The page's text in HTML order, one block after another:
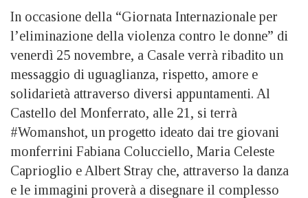
In occasione della “Giornata Internazionale per
l’eliminazione della violenza contro le donne” di
venerdì 25 novembre, a Casale verrà ribadito un
messaggio di uguaglianza, rispetto, amore e
solidarietà attraverso diversi appuntamenti. Al
Castello del Monferrato, alle 21, si terrà
#Womanshot, un progetto ideato dai tre giovani
monferrini Fabiana Colucciello, Maria Celeste
Caprioglio e Albert Stray che, attraverso la danza
e le immagini proverà a disegnare il complesso